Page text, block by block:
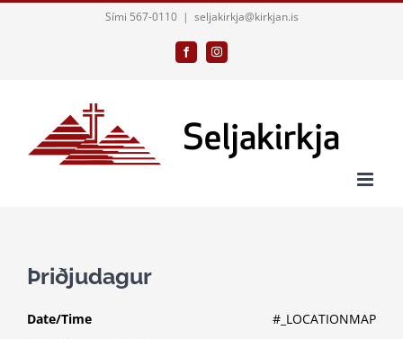
Sími 567-0110 | seljakirkja@kirkjan.is
FacebookInstagram
Þriðjudagur
#_LOCATIONMAP
Date/Time